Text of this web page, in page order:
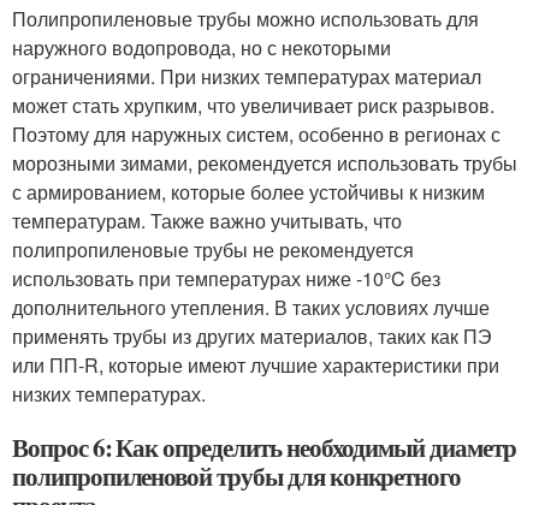
Полипропиленовые трубы можно использовать для
наружного водопровода, но с некоторыми
ограничениями. При низких температурах материал
может стать хрупким, что увеличивает риск разрывов.
Поэтому для наружных систем, особенно в регионах с
морозными зимами, рекомендуется использовать трубы
с армированием, которые более устойчивы к низким
температурам. Также важно учитывать, что
полипропиленовые трубы не рекомендуется
использовать при температурах ниже -10°C без
дополнительного утепления. В таких условиях лучше
применять трубы из других материалов, таких как ПЭ
или ПП-R, которые имеют лучшие характеристики при
низких температурах.
Вопрос 6: Как определить необходимый диаметр
полипропиленовой трубы для конкретного